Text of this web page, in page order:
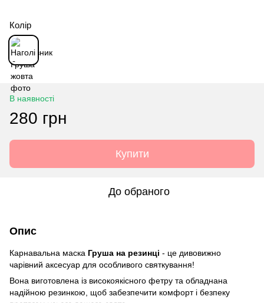
Колір
В наявності
280 грн
Купити
До обраного
Опис
Карнавальна маска Груша на резинці - це дивовижно
чарівний аксесуар для особливого святкування!
Вона виготовлена із високоякісного фетру та обладнана
надійною резинкою, щоб забезпечити комфорт і безпеку